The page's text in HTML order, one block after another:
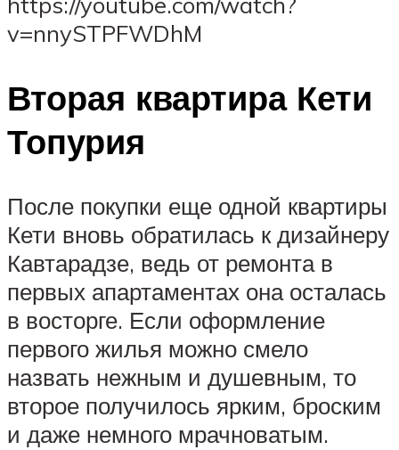
v=nnySTPFWDhM
Вторая квартира Кети
Топурия
После покупки еще одной квартиры
Кети вновь обратилась к дизайнеру
Кавтарадзе, ведь от ремонта в
первых апартаментах она осталась
в восторге. Если оформление
первого жилья можно смело
назвать нежным и душевным, то
второе получилось ярким, броским
и даже немного мрачноватым.